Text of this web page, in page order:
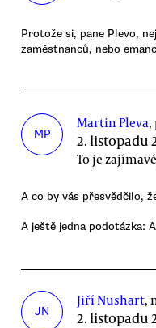
Protože si, pane Plevo,
zaměstnanců, nebo
MP
Martin Pleva,
2. listopadu
To je
A co by vás přesvědčilo,
A ještě jedna podotázka:
JN
Jiří Nushart,
2. listopadu